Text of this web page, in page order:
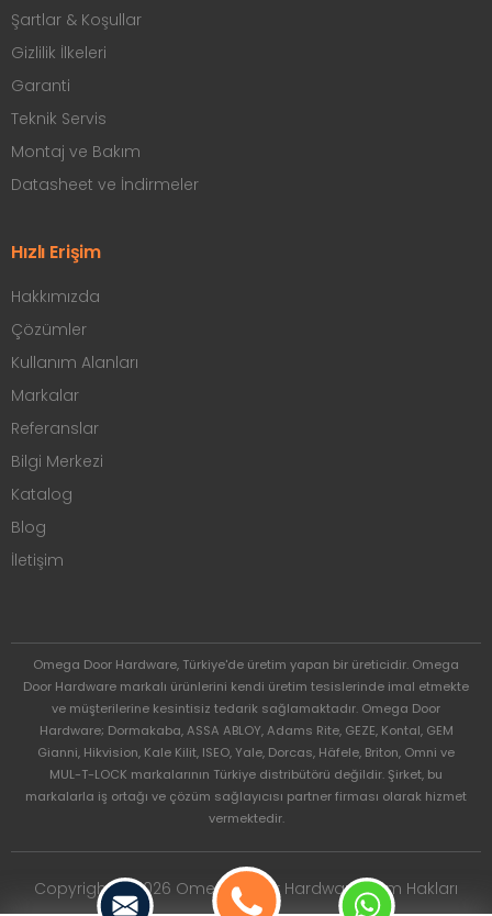
Şartlar & Koşullar
Gizlilik İlkeleri
Garanti
Teknik Servis
Montaj ve Bakım
Datasheet ve İndirmeler
Hızlı Erişim
Hakkımızda
Çözümler
Kullanım Alanları
Markalar
Referanslar
Bilgi Merkezi
Katalog
Blog
İletişim
Omega Door Hardware, Türkiye'de üretim yapan bir üreticidir. Omega
Door Hardware markalı ürünlerini kendi üretim tesislerinde imal etmekte
ve müşterilerine kesintisiz tedarik sağlamaktadır. Omega Door
Hardware; Dormakaba, ASSA ABLOY, Adams Rite, GEZE, Kontal, GEM
Gianni, Hikvision, Kale Kilit, ISEO, Yale, Dorcas, Häfele, Briton, Omni ve
MUL-T-LOCK markalarının Türkiye distribütörü değildir. Şirket, bu
markalarla iş ortağı ve çözüm sağlayıcısı partner firması olarak hizmet
vermektedir.
Copyright © 2026 Omega Door Hardware. Tüm Hakları